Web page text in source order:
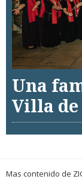
Una
Villa
Mas contenido de